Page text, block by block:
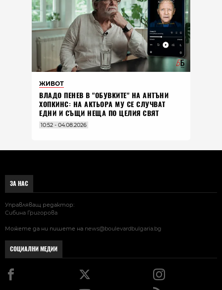
ЖИВОТ
ВЛАДO ПЕНЕВ В "ОБУВКИТЕ" НА АНТЪНИ
ХОПКИНС: НА АКТЬОРА МУ СЕ СЛУЧВАТ
ЕДНИ И СЪЩИ НЕЩА ПО ЦЕЛИЯ СВЯТ
10:52 - 04.08.2026
ЗА НАС
Управляващ редактор:
Сибина Григорова
Можете да ни пишете на news@boulevardbulgaria.bg
СОЦИАЛНИ МЕДИИ